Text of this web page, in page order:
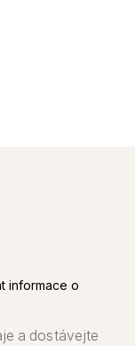
informace o